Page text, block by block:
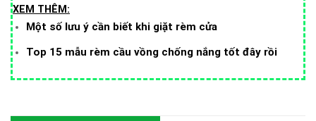
XEM THÊM:
Một số lưu ý cần biết khi giặt rèm cửa
Top 15 mẫu rèm cầu vồng chống nắng tốt đây rồi